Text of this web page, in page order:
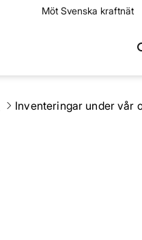
Möt Svenska kraftnät
Inventeringar under vår